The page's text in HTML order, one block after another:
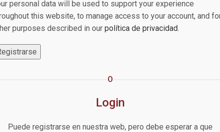
personal data will be used to support your experience
this website, to manage access to your account, and
purposes described in our política de privacidad.
O
Login
Puede registrarse en nuestra web, pero debe esperar a que